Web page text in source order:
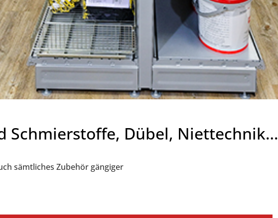
Schmierstoffe, Dübel, Niettechnik…
sämtliches Zubehör gängiger